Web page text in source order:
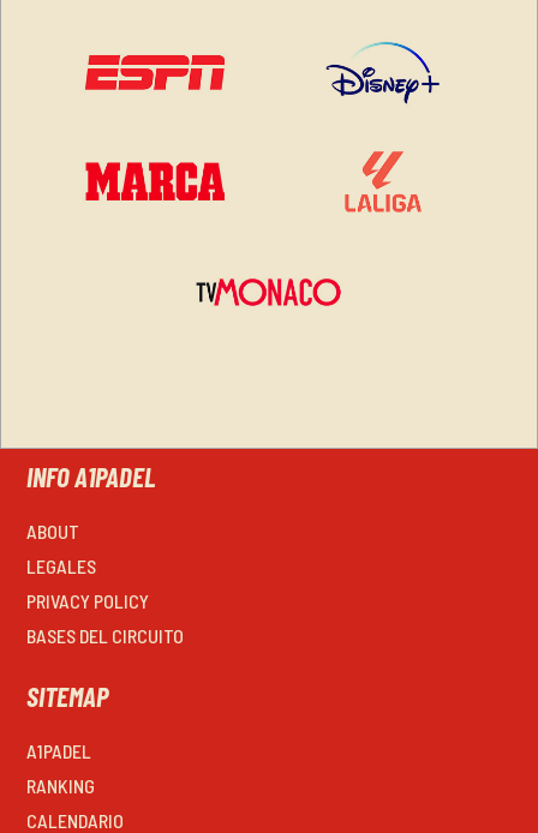
INFO A1PADEL
ABOUT
LEGALES
PRIVACY POLICY
BASES DEL CIRCUITO
SITEMAP
A1PADEL
RANKING
CALENDARIO